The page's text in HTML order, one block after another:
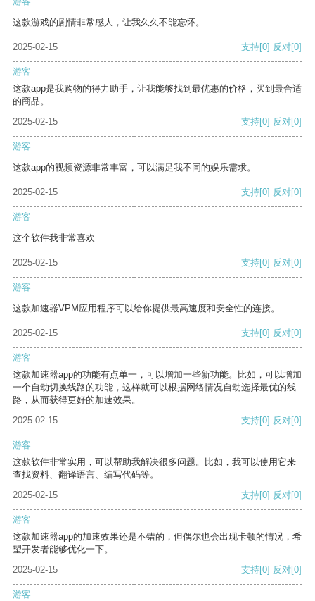
这款游戏的剧情非常感人，让我久久不能忘怀。
2025-02-15 支持[0] 反对[0]
游客
这款app是我购物的得力助手，让我能够找到最优惠的价格，买到最合适
的商品。
2025-02-15
支持[0] 反对[0]
游客
这款app的视频资源非常丰富，可以满足我不同的娱乐需求。
2025-02-15 支持[0] 反对[0]
游客
这个软件我非常喜欢
2025-02-15 支持[0] 反对[0]
游客
这款加速器VPM应用程序可以给你提供最高速度和安全性的连接。
2025-02-15 支持[0] 反对[0]
游客
这款加速器app的功能有点单一，可以增加一些新功能。比如，可以增加
一个自动切换线路的功能，这样就可以根据网络情况自动选择最优的线
路，从而获得更好的加速效果。
2025-02-15
支持[0] 反对[0]
游客
这款软件非常实用，可以帮助我解决很多问题。比如，我可以使用它来
查找资料、翻译语言、编写代码等。
2025-02-15
支持[0] 反对[0]
游客
这款加速器app的加速效果还是不错的，但偶尔也会出现卡顿的情况，希
望开发者能够优化一下。
2025-02-15
支持[0] 反对[0]
游客